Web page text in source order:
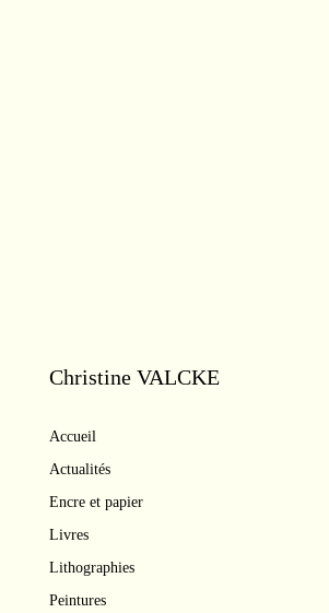
Christine VALCKE
Accueil
Actualités
Encre et papier
Livres
Lithographies
Peintures